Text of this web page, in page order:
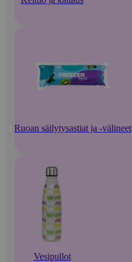
Ruoan säilytysastiat ja -välineet
Vesipullot